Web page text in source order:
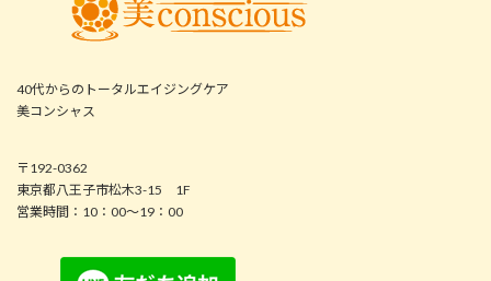
40代からのトータルエイジングケア
美コンシャス
〒192-0362
東京都八王子市松木3-15 1F
営業時間：10：00～19：00